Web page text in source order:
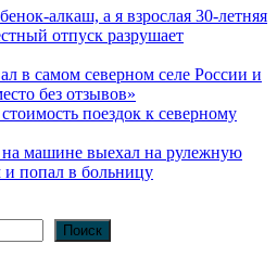
алкаш, а я взрослая 30-летняя
отпуск разрушает
в самом северном селе России и
без отзывов»
поездок к северному
машине выехал на рулежную
и попал в больницу
Поиск